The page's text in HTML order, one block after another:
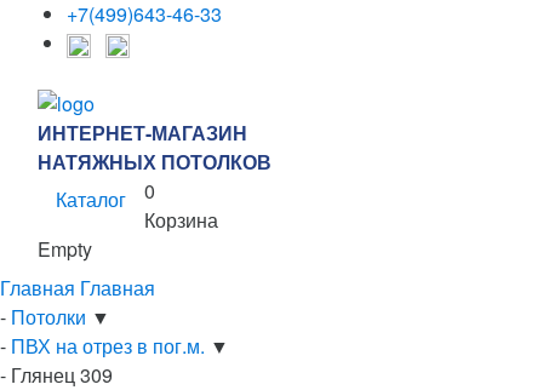
+7(499)643-46-33
ИНТЕРНЕТ-МАГАЗИН
НАТЯЖНЫХ ПОТОЛКОВ
Каталог
0
Корзина
Empty
Главная Главная
- Потолки ▼
- ПВХ на отрез в пог.м. ▼
- Глянец 309